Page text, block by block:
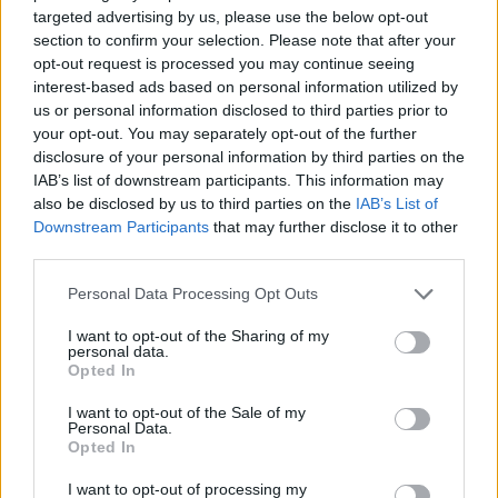
targeted advertising by us, please use the below opt-out
section to confirm your selection. Please note that after your
opt-out request is processed you may continue seeing
interest-based ads based on personal information utilized by
us or personal information disclosed to third parties prior to
your opt-out. You may separately opt-out of the further
disclosure of your personal information by third parties on the
IAB’s list of downstream participants. This information may
also be disclosed by us to third parties on the IAB’s List of
Downstream Participants that may further disclose it to other
Personal Data Processing Opt Outs
I want to opt-out of the Sharing of my
personal data.
Opted In
I want to opt-out of the Sale of my
Personal Data.
Opted In
I want to opt-out of processing my
intense.
Les différences dans le contexte
médical et les implications
Quand s’inquiéter et consulter un
professionnel de santé ?
Il est important de distinguer les deux phénomènes
Bouffées de chaleur :Si elles sont rares et
bénignes, elles ne nécessitent généralement pas
de traitement médical. En revanche, si elles sont
fréquentes, gênantes ou accompagnées d’autres
symptômes comme des troubles du sommeil ou
un spécialiste, notamment pour évaluer la